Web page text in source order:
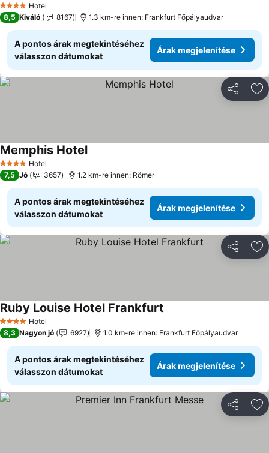
4 KategóriaHotel
8,5 Kiváló 8167 1.3 km-re innen: Frankfurt Főpályaudvar
A pontos árak megtekintéséhez
válasszon dátumokat
Árak megjelenítése
4 KategóriaHotel
Memphis HotelÁrak megjelenítése
7,5 Jó 3657 1.2 km-re innen: Römer
A pontos árak megtekintéséhez
válasszon dátumokat
Árak megjelenítése
4 KategóriaHotel
Ruby Louise Hotel Frankfurt
8,3 Nagyon jó 6927 1.0 km-re innen: Frankfurt Főpályaudvar
A pontos árak megtekintéséhez
válasszon dátumokat
Árak megjelenítése